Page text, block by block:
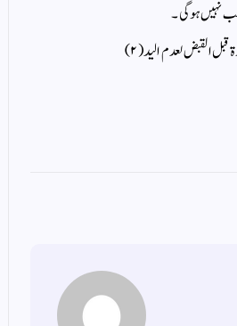
نہیں ہوگی ۔
قبل القبض لعدم اليد (۲)